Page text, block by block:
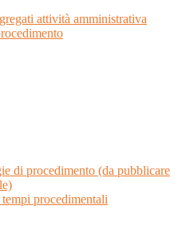
attività amministrativa
di procedimento (da pubblicare
procedimentali